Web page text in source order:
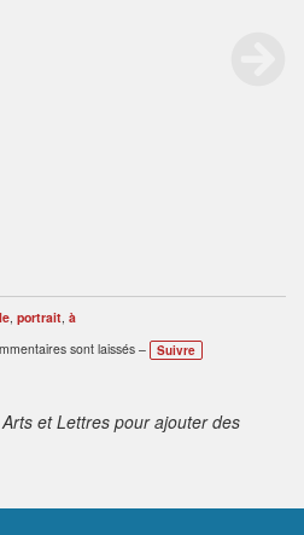
, portrait, à
sont laissés –
Suivre
et Lettres pour ajouter des